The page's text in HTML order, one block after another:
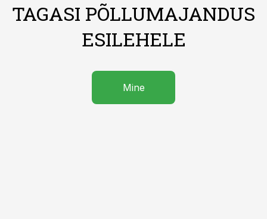
TAGASI PÕLLUMAJANDUS
ESILEHELE
Mine